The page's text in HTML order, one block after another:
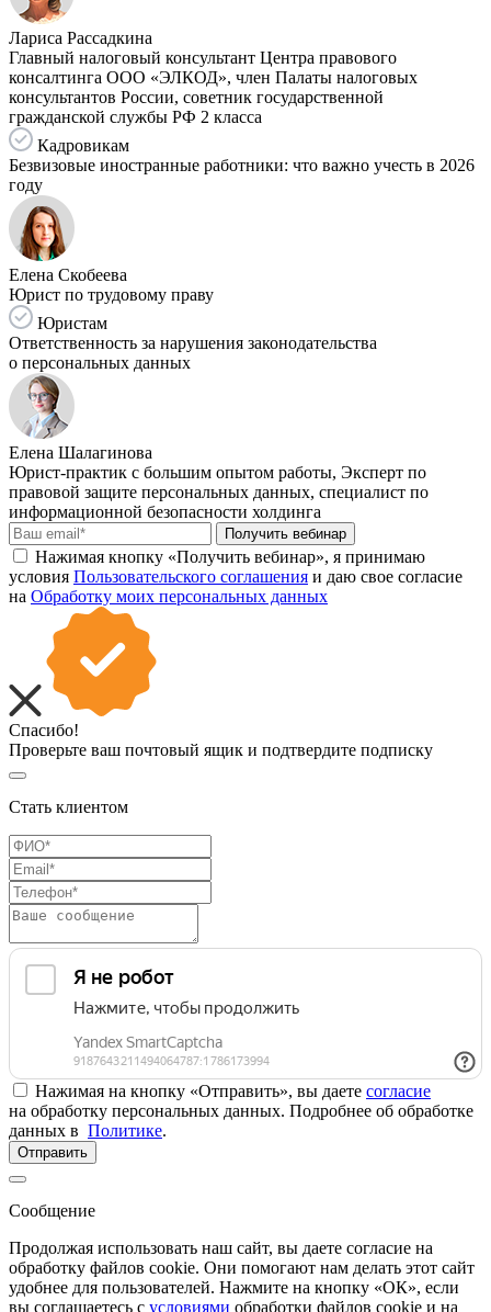
Лариса Рассадкина
Главный налоговый консультант Центра правового
консалтинга ООО «ЭЛКОД», член Палаты налоговых
консультантов России, советник государственной
гражданской службы РФ 2 класса
Кадровикам
Безвизовые иностранные работники: что важно учесть в 2026
году
Елена Скобеева
Юрист по трудовому праву
Юристам
Ответственность за нарушения законодательства
о персональных данных
Елена Шалагинова
Юрист-практик с большим опытом работы, Эксперт по
правовой защите персональных данных, специалист по
информационной безопасности холдинга
Получить вебинар
Нажимая кнопку «Получить вебинар», я принимаю
условия Пользовательского соглашения и даю свое согласие
на Обработку моих персональных данных
Спасибо!
Проверьте ваш почтовый ящик и подтвердите подписку
Стать клиентом
Нажимая на кнопку «Отправить», вы даете согласие
на обработку персональных данных. Подробнее об обработке
данных в Политике.
Отправить
Сообщение
Продолжая использовать наш сайт, вы даете согласие на
обработку файлов cookie. Они помогают нам делать этот сайт
удобнее для пользователей. Нажмите на кнопку «ОК», если
вы соглашаетесь с условиями обработки файлов cookie и на